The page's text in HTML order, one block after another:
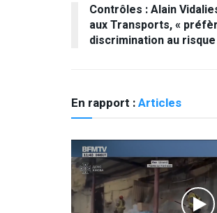
Contrôles : Alain
aux Transports, «
discrimination au
En rapport :Articles